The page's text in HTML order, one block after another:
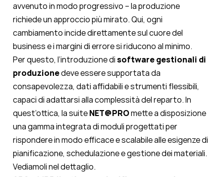
avvenuto in modo progressivo – la produzione
richiede un approccio più mirato. Qui, ogni
cambiamento incide direttamente sul cuore del
business e i margini di errore si riducono al minimo.
Per questo, l’introduzione disoftware gestionali di
produzionedeve essere supportata da
consapevolezza, dati affidabili e strumenti flessibili,
capaci di adattarsi alla complessità del reparto. In
quest’ottica, la suiteNET@PROmette a disposizione
una gamma integrata di moduli progettati per
rispondere in modo efficace e scalabile alle esigenze di
pianificazione, schedulazione e gestione dei materiali.
Vediamoli nel dettaglio.